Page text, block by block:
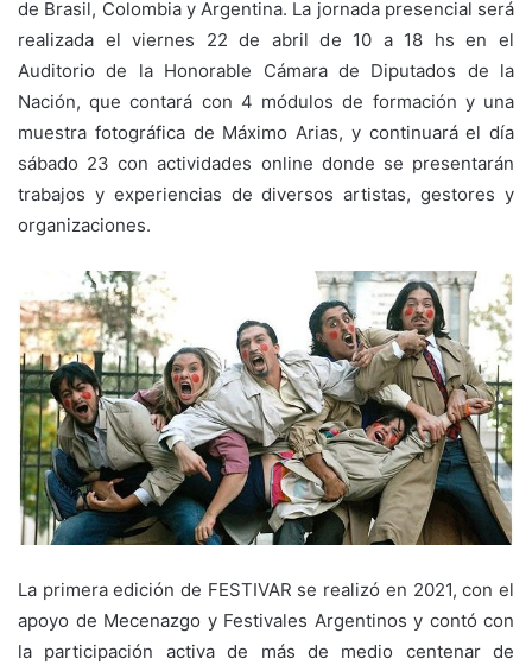
de Brasil, Colombia y Argentina. La jornada presencial será
realizada el viernes 22 de abril de 10 a 18 hs en el
Auditorio de la Honorable Cámara de Diputados de la
Nación, que contará con 4 módulos de formación y una
muestra fotográfica de Máximo Arias, y continuará el día
sábado 23 con actividades online donde se presentarán
trabajos y experiencias de diversos artistas, gestores y
organizaciones.
La primera edición de FESTIVAR se realizó en 2021, con el
apoyo de Mecenazgo y Festivales Argentinos y contó con
la participación activa de más de medio centenar de